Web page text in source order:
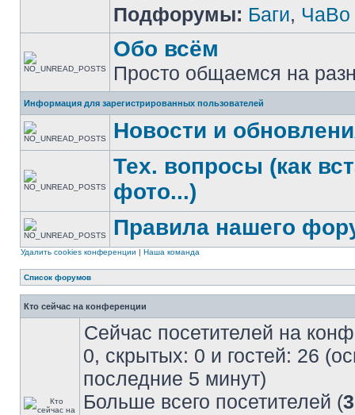
Подфорумы: Баги, ЧаВо
Обо всём
Просто общаемся на
Информация для зарегистрированных пользователей
Новости и
Тех. вопросы (как
фото...)
Правила нашего
Удалить cookies конференции | Наша команда
Список форумов
Кто сейчас на конференции
Сейчас посетителей на
0, скрытых: 0 и гостей: 26
последние 5 минут)
Больше всего посетителей (